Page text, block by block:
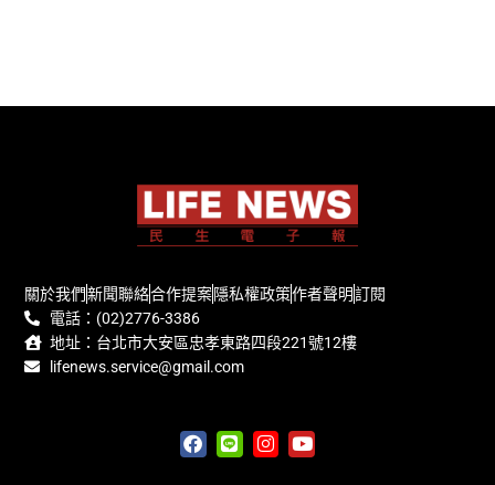
關於我們新聞聯絡合作提案隱私權政策作者聲明訂閱
電話：(02)2776-3386
地址：台北市大安區忠孝東路四段221號12樓
lifenews.service@gmail.com